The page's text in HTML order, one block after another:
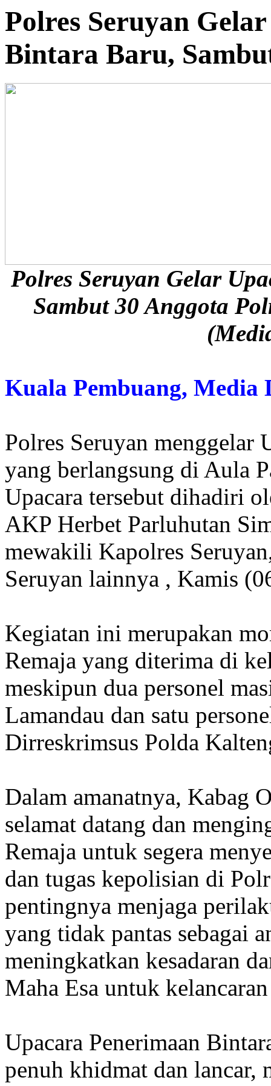
Polres Seruyan
Bintara Baru,
Polres Seruyan Gelar
Sambut 30 Anggota
Kuala Pembuang, Media
Polres Seruyan menggelar
yang berlangsung di Aula
Upacara tersebut dihadiri
AKP Herbet Parluhutan
mewakili Kapolres
Seruyan lainnya , Kamis
Kegiatan ini merupakan
Remaja yang diterima di
meskipun dua personel
Lamandau dan satu
Dirreskrimsus Polda
Dalam amanatnya, Kabag
selamat datang dan
Remaja untuk segera
dan tugas kepolisian di
pentingnya menjaga
yang tidak pantas sebagai
meningkatkan kesadaran
Maha Esa untuk
Upacara Penerimaan
penuh khidmat dan lancar,